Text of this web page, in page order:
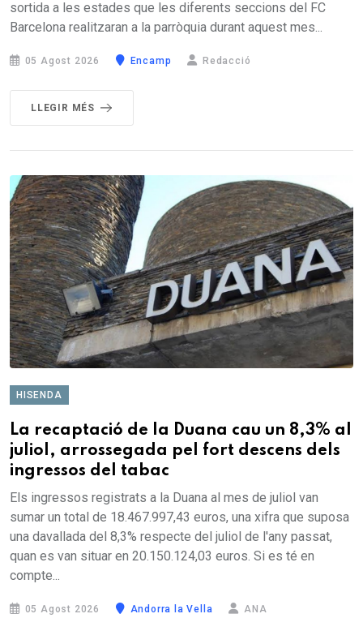
sortida a les estades que les diferents seccions del FC
Barcelona realitzaran a la parròquia durant aquest mes...
05 Agost 2026 Encamp Redacció
LLEGIR MÉS
HISENDA
La recaptació de la Duana cau un 8,3% al
juliol, arrossegada pel fort descens dels
ingressos del tabac
Els ingressos registrats a la Duana al mes de juliol van
sumar un total de 18.467.997,43 euros, una xifra que suposa
una davallada del 8,3% respecte del juliol de l'any passat,
quan es van situar en 20.150.124,03 euros. Si es té en
compte...
05 Agost 2026 Andorra la Vella ANA